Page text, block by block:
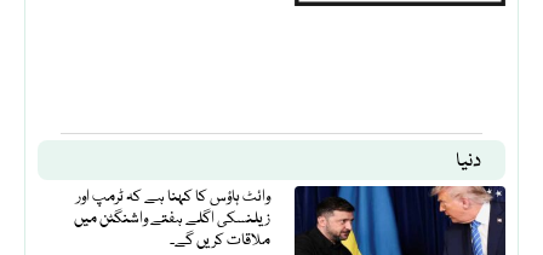
دنیا
وائٹ ہاؤس کا کہنا ہے کہ ٹرمپ اور
زیلنسکی اگلے ہفتے واشنگٹن میں
ملاقات کریں گے۔